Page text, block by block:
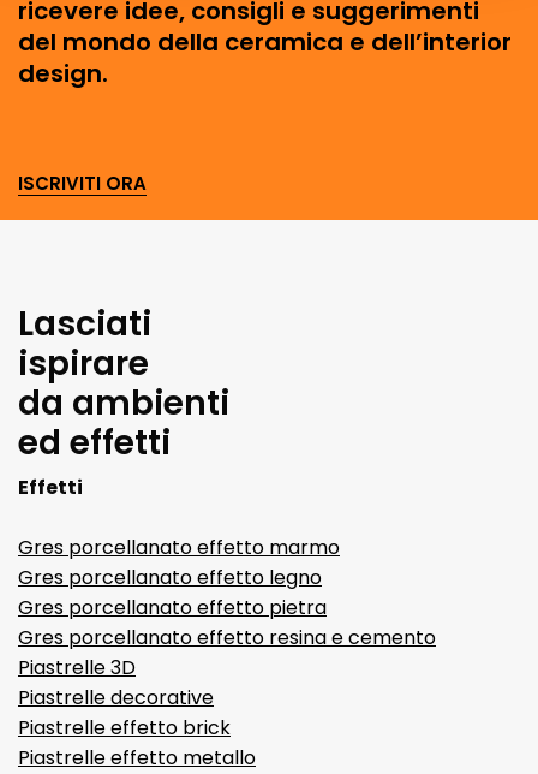
ricevere idee, consigli e suggerimenti
del mondo della ceramica e dell’interior
design.
ISCRIVITI ORA
Lasciati
ispirare
da ambienti
ed effetti
Effetti
Gres porcellanato effetto marmo
Gres porcellanato effetto legno
Gres porcellanato effetto pietra
Gres porcellanato effetto resina e cemento
Piastrelle 3D
Piastrelle decorative
Piastrelle effetto brick
Piastrelle effetto metallo